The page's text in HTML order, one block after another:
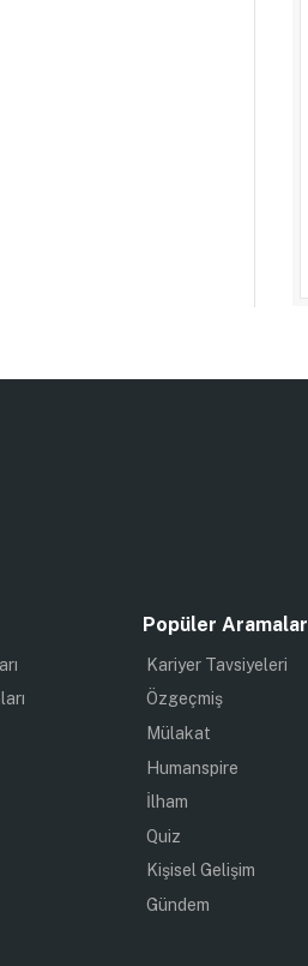
Popüler Aramalar
Kariyer Tavsiyeleri
Özgeçmiş
Mülakat
Humanspire
İlham
Quiz
Kişisel Gelişim
Gündem